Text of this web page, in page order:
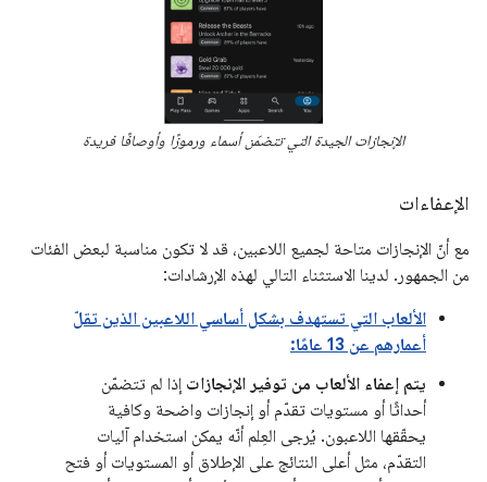
الإنجازات الجيدة التي تتضمّن أسماء ورموزًا وأوصافًا فريدة
الإعفاءات
مع أنّ الإنجازات متاحة لجميع اللاعبين، قد لا تكون مناسبة لبعض الفئات
من الجمهور. لدينا الاستثناء التالي لهذه الإرشادات:
الألعاب التي تستهدف بشكل أساسي اللاعبين الذين تقلّ
أعمارهم عن 13 عامًا:
يتم إعفاء الألعاب من توفير الإنجازات إذا لم تتضمّن
أحداثًا أو مستويات تقدّم أو إنجازات واضحة وكافية
يحقّقها اللاعبون. يُرجى العِلم أنّه يمكن استخدام آليات
التقدّم، مثل أعلى النتائج على الإطلاق أو المستويات أو فتح